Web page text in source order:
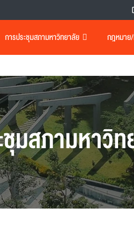
การประชุมสภามหาวิทยาลัย กฎหมาย/
มสภามหาวิ